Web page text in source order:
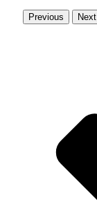
Previous Next